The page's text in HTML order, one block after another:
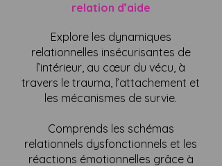
relation d’aide
Explore les dynamiques
relationnelles insécurisantes de
l’intérieur, au cœur du vécu, à
travers le trauma, l’attachement et
les mécanismes de survie.
Comprends les schémas
relationnels dysfonctionnels et les
réactions émotionnelles grâce à